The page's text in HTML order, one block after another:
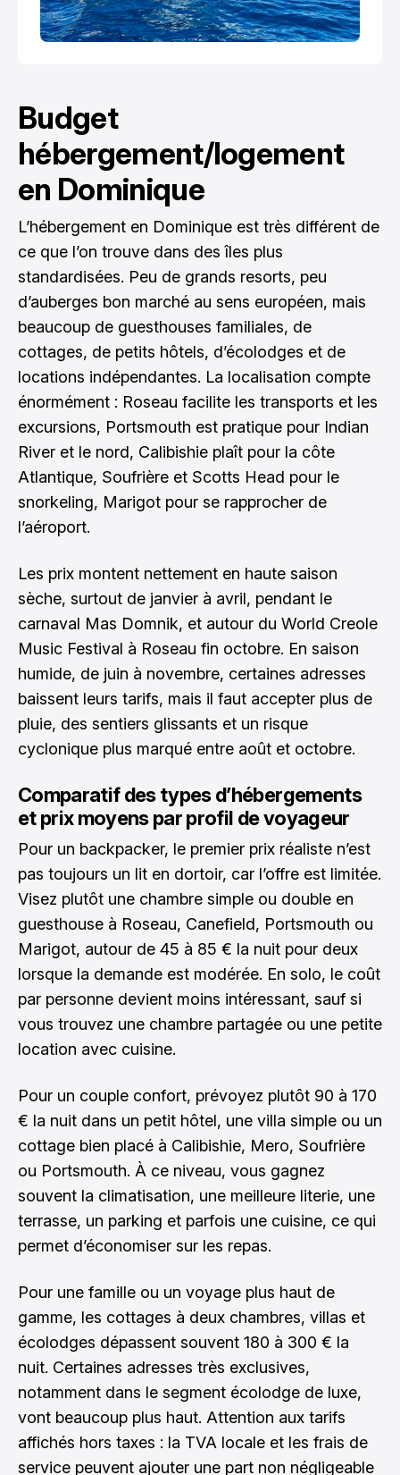
Budget
hébergement/logement
en Dominique
L’hébergement en Dominique est très différent de
ce que l’on trouve dans des îles plus
standardisées. Peu de grands resorts, peu
d’auberges bon marché au sens européen, mais
beaucoup de guesthouses familiales, de
cottages, de petits hôtels, d’écolodges et de
locations indépendantes. La localisation compte
énormément : Roseau facilite les transports et les
excursions, Portsmouth est pratique pour Indian
River et le nord, Calibishie plaît pour la côte
Atlantique, Soufrière et Scotts Head pour le
snorkeling, Marigot pour se rapprocher de
l’aéroport.
Les prix montent nettement en haute saison
sèche, surtout de janvier à avril, pendant le
carnaval Mas Domnik, et autour du World Creole
Music Festival à Roseau fin octobre. En saison
humide, de juin à novembre, certaines adresses
baissent leurs tarifs, mais il faut accepter plus de
pluie, des sentiers glissants et un risque
cyclonique plus marqué entre août et octobre.
Comparatif des types d’hébergements
et prix moyens par profil de voyageur
Pour un backpacker, le premier prix réaliste n’est
pas toujours un lit en dortoir, car l’offre est limitée.
Visez plutôt une chambre simple ou double en
guesthouse à Roseau, Canefield, Portsmouth ou
Marigot, autour de 45 à 85 € la nuit pour deux
lorsque la demande est modérée. En solo, le coût
par personne devient moins intéressant, sauf si
vous trouvez une chambre partagée ou une petite
location avec cuisine.
Pour un couple confort, prévoyez plutôt 90 à 170
€ la nuit dans un petit hôtel, une villa simple ou un
cottage bien placé à Calibishie, Mero, Soufrière
ou Portsmouth. À ce niveau, vous gagnez
souvent la climatisation, une meilleure literie, une
terrasse, un parking et parfois une cuisine, ce qui
permet d’économiser sur les repas.
Pour une famille ou un voyage plus haut de
gamme, les cottages à deux chambres, villas et
écolodges dépassent souvent 180 à 300 € la
nuit. Certaines adresses très exclusives,
notamment dans le segment écolodge de luxe,
vont beaucoup plus haut. Attention aux tarifs
affichés hors taxes : la TVA locale et les frais de
service peuvent ajouter une part non négligeable